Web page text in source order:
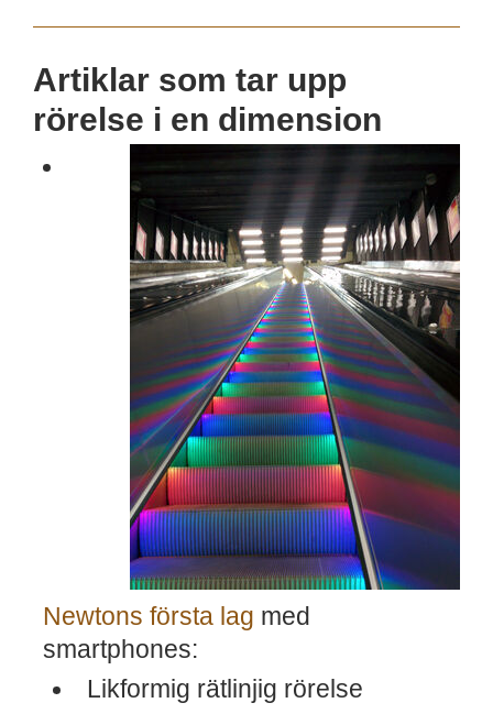
Artiklar som tar upp
rörelse i en dimension
Newtons första lag med
smartphones:
Likformig rätlinjig rörelse